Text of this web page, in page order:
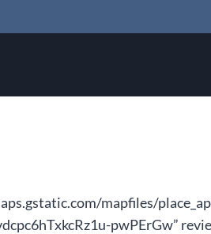
mapfiles/
pwPErGw”